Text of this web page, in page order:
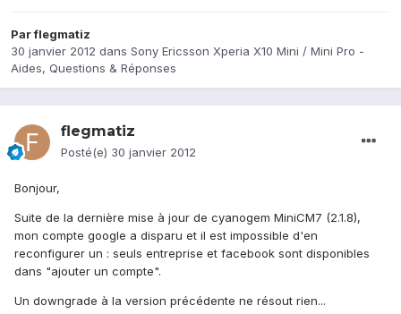
Parflegmatiz
30 janvier 2012 dans Sony Ericsson Xperia X10 Mini / Mini Pro -
Aides, Questions & Réponses
flegmatiz
Posté(e) 30 janvier 2012
Bonjour,
Suite de la dernière mise à jour de cyanogem MiniCM7 (2.1.8),
mon compte google a disparu et il est impossible d'en
reconfigurer un : seuls entreprise et facebook sont disponibles
dans "ajouter un compte".
Un downgrade à la version précédente ne résout rien...